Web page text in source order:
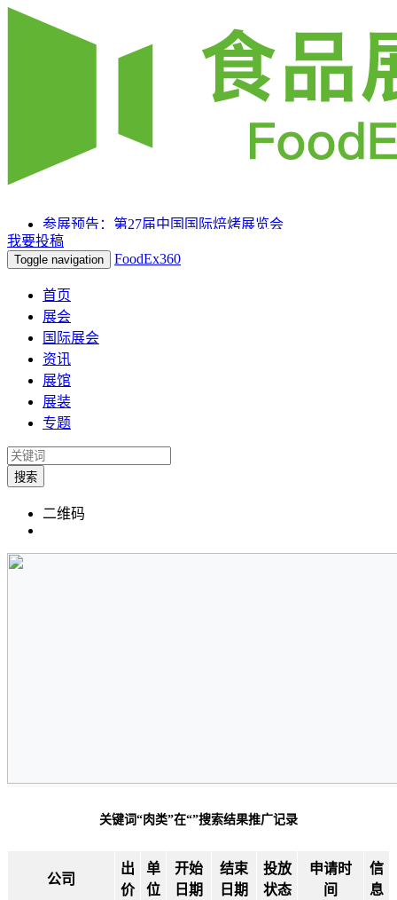
参展预告：第27届中国国际焙烤展览会
参展预告：SIAL 西雅国际食品和饮料展览会（上海）
参展预告：2025HOTELEX上海国际酒店及餐饮业博览
会
我要投稿
Toggle navigation FoodEx360
首页
展会
国际展会
资讯
展馆
展装
专题
搜索
二维码
关键词“肉类”在“”搜索结果推广记录
公司
出
价
单
位
开始
日期
结束
日期
投放
状态
申请时
间
信
息